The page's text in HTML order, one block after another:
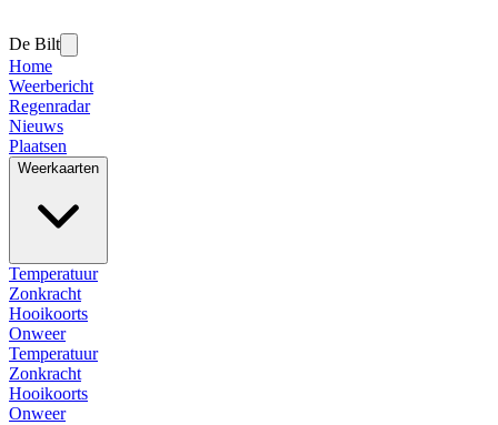
De Bilt
Home
Weerbericht
Regenradar
Nieuws
Plaatsen
Weerkaarten
Temperatuur
Zonkracht
Hooikoorts
Onweer
Temperatuur
Zonkracht
Hooikoorts
Onweer